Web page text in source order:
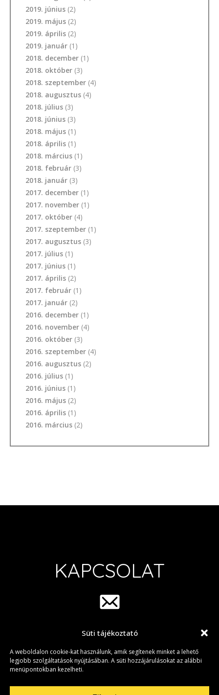
Süti tájékoztató
A weboldalon cookie-kat használunk, amik segítenek minket a lehető
legjobb szolgáltatások nyújtásában. A süti hozzájárulásokat az alábbi
menüpontokban kezelheti.
2019. június (2)
2019. május (2)
2019. április (2)
2019. január (1)
2018. december (1)
2018. október (3)
2018. szeptember (4)
2018. augusztus (4)
2018. július (3)
2018. június (3)
2018. május (1)
2018. április (1)
2018. március (1)
2018. február (3)
2018. január (3)
2017. december (1)
2017. november (1)
2017. október (4)
2017. szeptember (1)
2017. augusztus (3)
2017. július (1)
2017. június (1)
2017. április (2)
2017. február (1)
2017. január (2)
2016. december (1)
2016. november (4)
2016. október (3)
2016. szeptember (4)
2016. augusztus (2)
2016. július (1)
2016. június (1)
2016. május (2)
2016. április (1)
2016. március (2)
KAPCSOLAT
info@group42.hu